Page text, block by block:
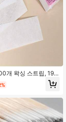
개 왁싱 스트립, 19.5
리, 뷰티 제품 및 액세
여행 필수품